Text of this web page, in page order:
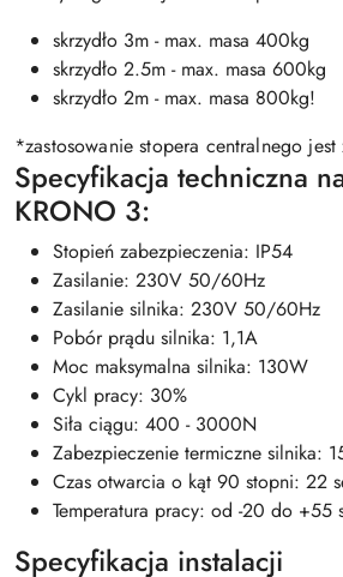
skrzydło 3m - max. masa 400kg
skrzydło 2.5m - max. masa 600kg
skrzydło 2m - max. masa 800kg!
*zastosowanie stopera centralnego jest
Specyfikacja techniczna
KRONO 3:
Stopień zabezpieczenia: IP54
Zasilanie: 230V 50/60Hz
Zasilanie silnika: 230V 50/60Hz
Pobór prądu silnika: 1,1A
Moc maksymalna silnika: 130W
Cykl pracy: 30%
Siła ciągu: 400 - 3000N
Zabezpieczenie termiczne silnika:
Czas otwarcia o kąt 90 stopni: 22
Temperatura pracy: od -20 do +55
Specyfikacja instalacji